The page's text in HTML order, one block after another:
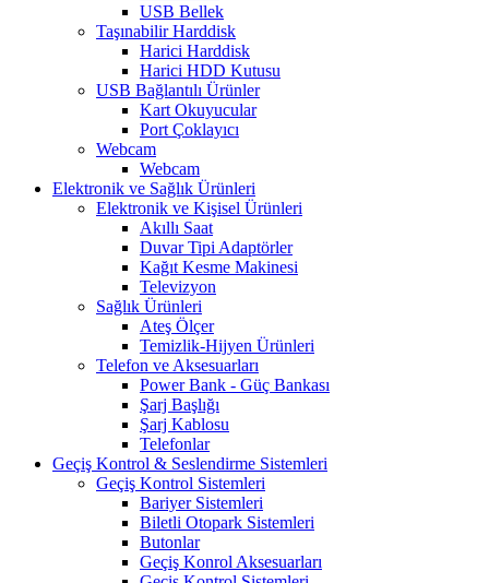
USB Bellek
Taşınabilir Harddisk
Harici Harddisk
Harici HDD Kutusu
USB Bağlantılı Ürünler
Kart Okuyucular
Port Çoklayıcı
Webcam
Webcam
Elektronik ve Sağlık Ürünleri
Elektronik ve Kişisel Ürünleri
Akıllı Saat
Duvar Tipi Adaptörler
Kağıt Kesme Makinesi
Televizyon
Sağlık Ürünleri
Ateş Ölçer
Temizlik-Hijyen Ürünleri
Telefon ve Aksesuarları
Power Bank - Güç Bankası
Şarj Başlığı
Şarj Kablosu
Telefonlar
Geçiş Kontrol & Seslendirme Sistemleri
Geçiş Kontrol Sistemleri
Bariyer Sistemleri
Biletli Otopark Sistemleri
Butonlar
Geçiş Konrol Aksesuarları